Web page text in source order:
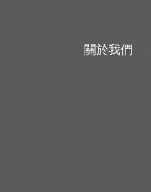
關於我們